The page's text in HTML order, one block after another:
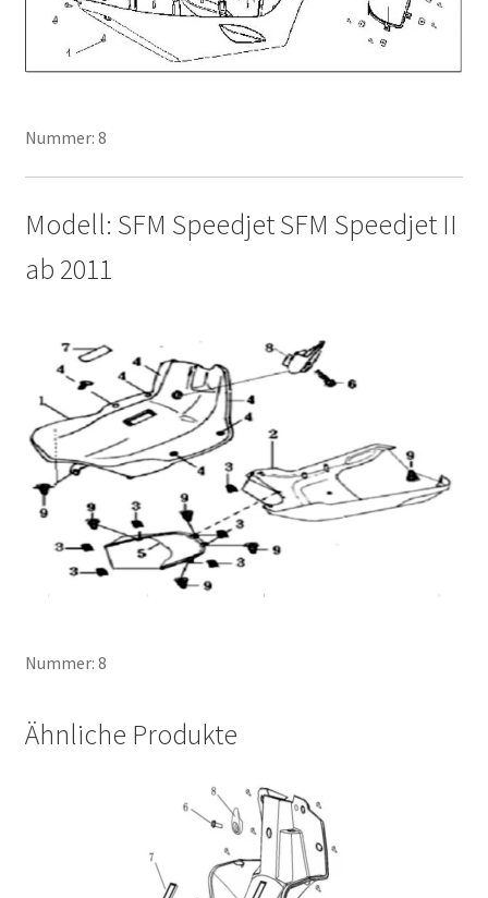
Nummer: 8
Modell: SFM Speedjet SFM Speedjet II
ab 2011
Nummer: 8
Ähnliche Produkte